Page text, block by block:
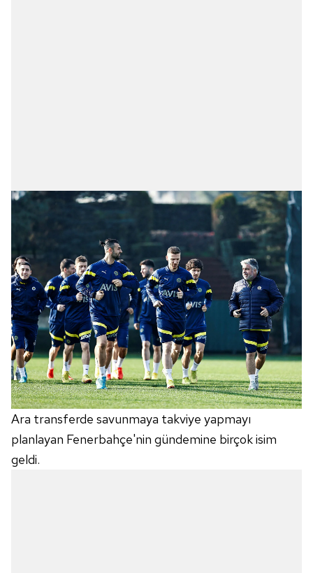
Ara transferde savunmaya takviye yapmayı
planlayan Fenerbahçe'nin gündemine birçok isim
geldi.